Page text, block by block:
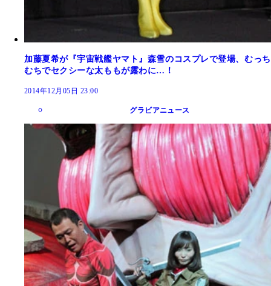
加藤夏希が『宇宙戦艦ヤマト』森雪のコスプレで登場、むっち
むちでセクシーな太ももが露わに…！
2014年12月05日 23:00
グラビアニュース